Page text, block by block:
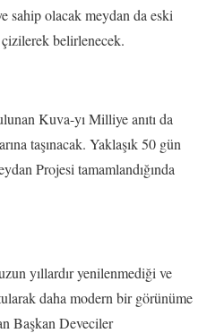
sahip olacak meydan da eski
çizilerek belirlenecek.
Kuva-yı Milliye anıtı da
taşınacak. Yaklaşık 50 gün
Projesi tamamlandığında
yıllardır yenilenmediği ve
daha modern bir görünüme
Başkan Deveciler